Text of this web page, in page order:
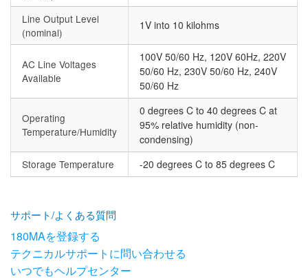
Line Output Level
(nominal)
1V into 10 kilohms
AC Line Voltages
Available
100V 50/60 Hz, 120V 60Hz, 220V
50/60 Hz, 230V 50/60 Hz, 240V
50/60 Hz
Operating
Temperature/Humidity
0 degrees C to 40 degrees C at
95% relative humidity (non-
condensing)
Storage Temperature
-20 degrees C to 85 degrees C
サポート/よくある質問
180MAを登録する
テクニカルサポートに問い合わせる
いつでもヘルプセンター